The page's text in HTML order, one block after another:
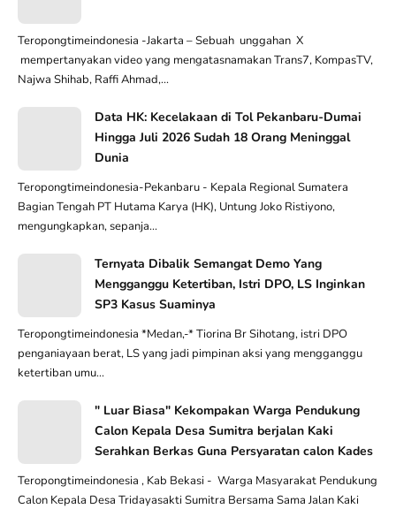
Teropongtimeindonesia -Jakarta – Sebuah unggahan X
mempertanyakan video yang mengatasnamakan Trans7, KompasTV,
Najwa Shihab, Raffi Ahmad,...
Data HK: Kecelakaan di Tol Pekanbaru-Dumai
Hingga Juli 2026 Sudah 18 Orang Meninggal
Dunia
Teropongtimeindonesia-Pekanbaru - Kepala Regional Sumatera
Bagian Tengah PT Hutama Karya (HK), Untung Joko Ristiyono,
mengungkapkan, sepanja...
Ternyata Dibalik Semangat Demo Yang
Mengganggu Ketertiban, Istri DPO, LS Inginkan
SP3 Kasus Suaminya
Teropongtimeindonesia *Medan,-* Tiorina Br Sihotang, istri DPO
penganiayaan berat, LS yang jadi pimpinan aksi yang mengganggu
ketertiban umu...
" Luar Biasa" Kekompakan Warga Pendukung
Calon Kepala Desa Sumitra berjalan Kaki
Serahkan Berkas Guna Persyaratan calon Kades
Teropongtimeindonesia , Kab Bekasi - Warga Masyarakat Pendukung
Calon Kepala Desa Tridayasakti Sumitra Bersama Sama Jalan Kaki